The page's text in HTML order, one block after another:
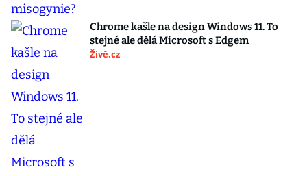
Chrome kašle na design Windows 11. To
stejné ale dělá Microsoft s Edgem
Živě.cz